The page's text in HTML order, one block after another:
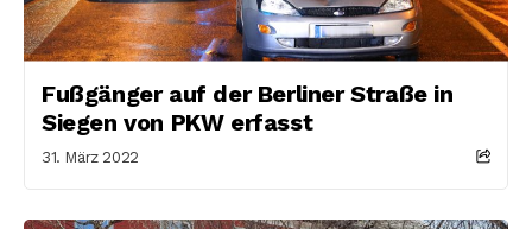
Fußgänger auf der Berliner Straße in
Siegen von PKW erfasst
31. März 2022